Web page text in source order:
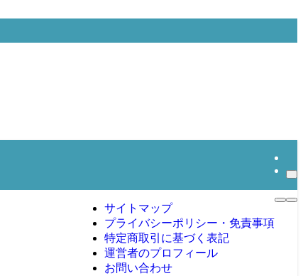
サイトマップ
プライバシーポリシー・免責事項
特定商取引に基づく表記
運営者のプロフィール
お問い合わせ